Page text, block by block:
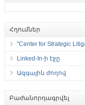
Հղումներ
"Center for Strategic
Linked-In-ի էջը
Ազգային ժողով
Բաժանորդագրվել